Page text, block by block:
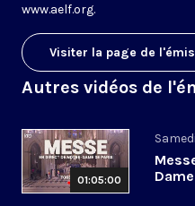
www.aelf.org.
Visiter la page de
Autres vidéos de
01:05:00